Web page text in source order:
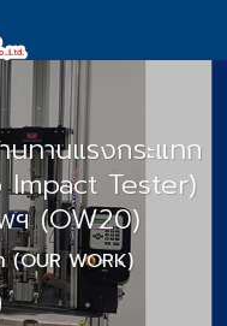
ทานแรงกระแทก
Impact Tester)
ฯ (OW20)
(OUR WORK)